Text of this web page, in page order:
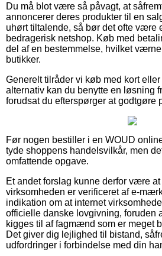
Du må blot være så påvagt, at
annoncerer deres produkter til en
uhørt tiltalende, så bør det ofte være
bedragerisk netshop. Køb med
del af en bestemmelse, hvilket
butikker.
Generelt tilråder vi køb med kort
alternativ kan du benytte en løsning
forudsat du efterspørger at godtgøre
Før nogen bestiller i en WOUD
tyde shoppens handelsvilkår, men
omfattende opgave.
Et andet forslag kunne derfor være
virksomheden er verificeret af e-
indikation om at internet
officielle danske lovgivning, foruden
kigges til af fagmænd som er meget
Det giver dig lejlighed til bistand,
udfordringer i forbindelse med din